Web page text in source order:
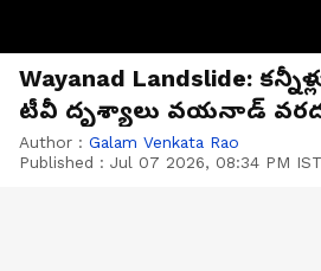
Wayanad Landslide:
టీవీ దృశ్యాలు వయనాడ్
Author : Galam Venkata Rao
Published : Jul 07 2026, 08:34 PM IST